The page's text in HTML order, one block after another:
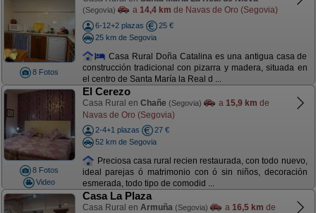
8 Fotos
(Segovia) a 14,4 km de Navas de Oro (Segovia)
6-12+2 plazas
25 €
25 km de Segovia
Casa Rural Doña Catalina es una antigua casa de
construcción tradicional con pizarra y madera, situada en
el centro de Santa María la Real d ...
8 Fotos
Video
El Cerezo
Casa Rural en Chañe (Segovia) a 15,9 km de
Navas de Oro (Segovia)
2-4+1 plazas
27 €
52 km de Segovia
Preciosa casa rural recien restaurada, con todo nuevo,
ideal parejas ó matrimonio con ó sin niños, decoración
esmerada, todo tipo de comodid ...
Casa La Plaza
Casa Rural en Armuña (Segovia) a 16,5 km de